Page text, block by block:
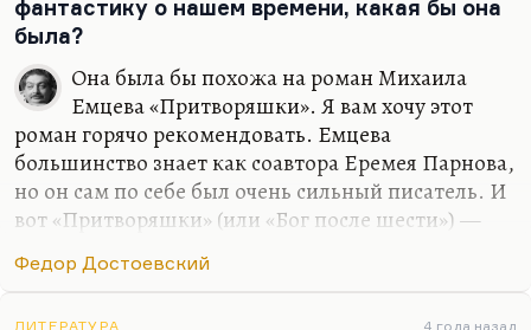
структура, потому что все формальные были
скомпрометированы. Емцев — первый, кто
написал об…
фантастику о нашем времени, какая бы она
была?
Она была бы похожа на роман Михаила
Емцева «Притворяшки». Я вам хочу этот
роман горячо рекомендовать. Емцева
большинство знает как соавтора Еремея Парнова,
но он сам по себе был очень сильный писатель. И
вот «Притворяшки» (или «Бог после шести») —
серьёзное впечатление в своё время. Это повесть о
Федор Достоевский
ЛИТЕРАТУРА 4 года назад